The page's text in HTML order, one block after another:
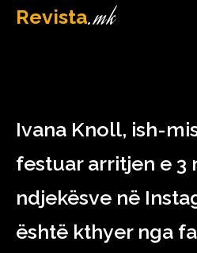
Revista.mk
December 16, 2022
Ivana Knoll, ish-
festuar arritjen e 3
ndjekësve në
është kthyer nga